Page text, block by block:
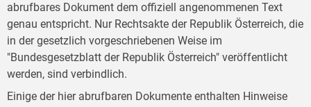
abrufbares Dokument dem offiziell angenommenen Text
genau entspricht. Nur Rechtsakte der Republik Österreich, die
in der gesetzlich vorgeschriebenen Weise im
"Bundesgesetzblatt der Republik Österreich" veröffentlicht
werden, sind verbindlich.
Einige der hier abrufbaren Dokumente enthalten Hinweise